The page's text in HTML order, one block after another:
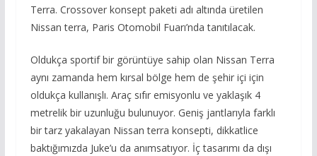
Terra. Crossover konsept paketi adı altında üretilen
Nissan terra, Paris Otomobil Fuarı’nda tanıtılacak.
Oldukça sportif bir görüntüye sahip olan Nissan Terra
aynı zamanda hem kırsal bölge hem de şehir içi için
oldukça kullanışlı. Araç sıfır emisyonlu ve yaklaşık 4
metrelik bir uzunluğu bulunuyor. Geniş jantlarıyla farklı
bir tarz yakalayan Nissan terra konsepti, dikkatlice
baktığımızda Juke’u da anımsatıyor. İç tasarımı da dışı